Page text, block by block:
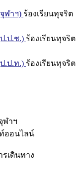
ฬาฯ) ร้องเรียนทุจริต
.ป.ช.) ร้องเรียนทุจริต
.ป.ท.) ร้องเรียนทุจริต
ฬาฯ
ออนไลน์
เดินทาง